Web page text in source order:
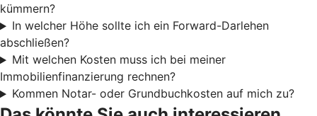
kümmern?
In welcher Höhe sollte ich ein Forward-Darlehen
abschließen?
Mit welchen Kosten muss ich bei meiner
Immobilienfinanzierung rechnen?
Kommen Notar- oder Grundbuchkosten auf mich zu?